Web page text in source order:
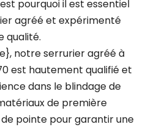
pourquoi il est essentiel
agréé et expérimenté
qualité.
notre serrurier agréé à
est hautement qualifié et
dans le blindage de
de première
pointe pour garantir une